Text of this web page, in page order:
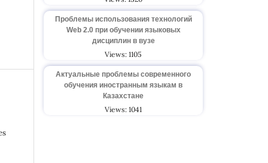
Проблемы использования технологий
Web 2.0 при обучении языковых
дисциплин в вузе
Views: 1105
Актуальные проблемы современного
обучения иностранным языкам в
Казахстане
Views: 1041